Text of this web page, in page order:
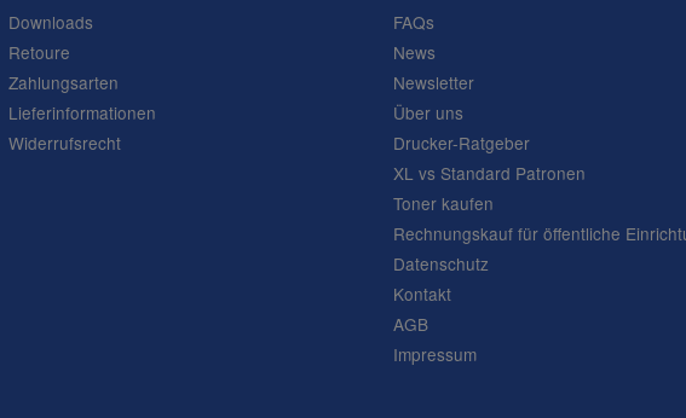
Downloads
Retoure
Zahlungsarten
Lieferinformationen
Widerrufsrecht
FAQs
News
Newsletter
Über uns
Drucker-Ratgeber
XL vs Standard Patronen
Toner kaufen
Rechnungskauf für öffentliche
Datenschutz
Kontakt
AGB
Impressum